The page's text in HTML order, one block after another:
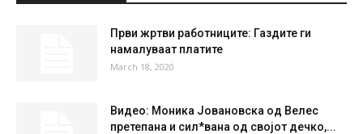
Први жртви работниците: Газдите ги
намалуваат платите
March 18, 2020
Видео: Моника Јовановска од Велес
претепана и сил*вана од својот дечко,...